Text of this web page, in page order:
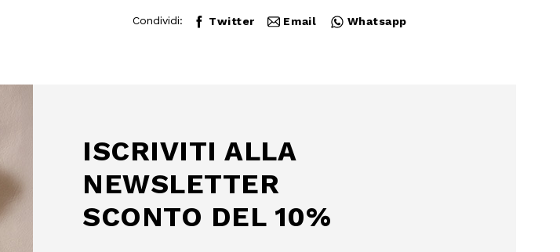
Condividi: Twitter Email Whatsapp
ISCRIVITI ALLA
NEWSLETTER
SCONTO DEL 10%